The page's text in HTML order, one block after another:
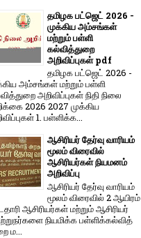
தமிழக பட்ஜெட் 2026 -
முக்கிய அம்சங்கள்
மற்றும் பள்ளி
கல்வித்துறை
அறிவிப்புகள் pdf
தமிழக பட்ஜெட் 2026 -
அம்சங்கள் மற்றும் பள்ளி
அறிவிப்புகள் நிதி நிலை
2026 2027 முக்கிய
1. பள்ளிக்க...
ஆசிரியர் தேர்வு வாரியம்
மூலம் விரைவில்
ஆசிரியர்கள் நியமனம்
அறிவிப்பு
ஆசிரியர் தேர்வு வாரி​யம்
மூலம் விரை​வில் 2 ஆயிரம்
ஆசிரியர்​கள் மற்​றும் ஆசிரியர்
நியமிக்க பள்​ளிக்​கல்​வித்​
ம...